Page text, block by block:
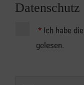
Datenschutz
* Ich habe die
gelesen.